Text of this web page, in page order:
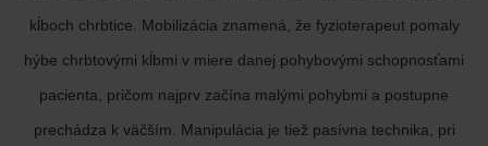
kĺboch chrbtice. Mobilizácia znamená, že fyzioterapeut pomaly
hýbe chrbtovými kĺbmi v miere danej pohybovými schopnosťami
pacienta, pričom najprv začína malými pohybmi a postupne
prechádza k väčším. Manipulácia je tiež pasívna technika, pri